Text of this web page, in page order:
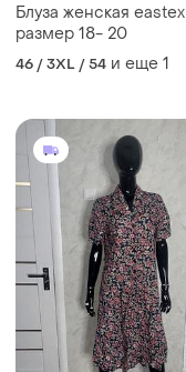
Блуза женская eastex
размер 18- 20
46 / 3XL / 54 и еще 1